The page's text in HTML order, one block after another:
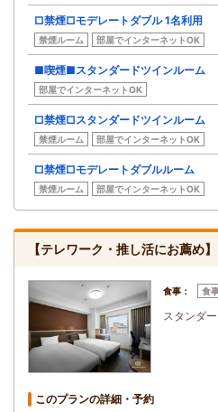
□禁煙□モデレートダブル 1名利用
禁煙ルーム 部屋でインターネットOK
■喫煙■スタンダードツインルーム
部屋でインターネットOK
□禁煙□スタンダードツインルーム
禁煙ルーム 部屋でインターネットOK
□禁煙□モデレートダブルルーム
禁煙ルーム 部屋でインターネットOK
【テレワーク・推し活にお薦め
食事： 食
スタンダ
このプランの詳細・予約